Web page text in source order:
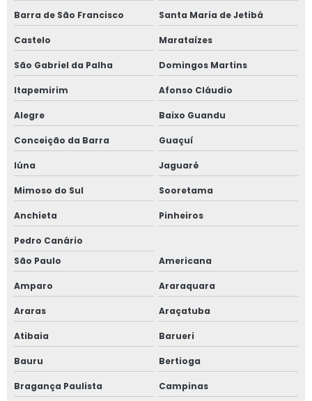
Manutenção de máquinas industriais
Manutenção de máquinas pesadas
Medição de aterramento
Medição de aterramento de máquinas
Nr12 análise de risco
Prontuário das instalações elétricas pie
Quanto custa um laudo de aterramento
Quanto custa um laudo de nr12
Quanto custa um laudo de segurança do trabalho
Quanto custa uma consultoria de segurança do trabalho
Reciclagem treinamento nr 12
Reforma de máquinas
Barra de São Francisco Santa Maria de Jetibá
Castelo Marataízes
São Gabriel da Palha Domingos Martins
Itapemirim Afonso Cláudio
Alegre Baixo Guandu
Conceição da Barra Guaçuí
Iúna Jaguaré
Mimoso do Sul Sooretama
Anchieta Pinheiros
Pedro Canário
São Paulo
Americana
Amparo Araraquara
Araras Araçatuba
Atibaia Barueri
Bauru Bertioga
Bragança Paulista Campinas